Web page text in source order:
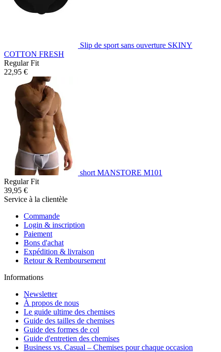
Slip de sport sans ouverture SKINY
COTTON FRESH
Regular Fit
22,95 €
short MANSTORE M101
Regular Fit
39,95 €
Service à la clientèle
Commande
Login & inscription
Paiement
Bons d'achat
Expédition & livraison
Retour & Remboursement
Informations
Newsletter
À propos de nous
Le guide ultime des chemises
Guide des tailles de chemises
Guide des formes de col
Guide d'entretien des chemises
Business vs. Casual – Chemises pour chaque occasion